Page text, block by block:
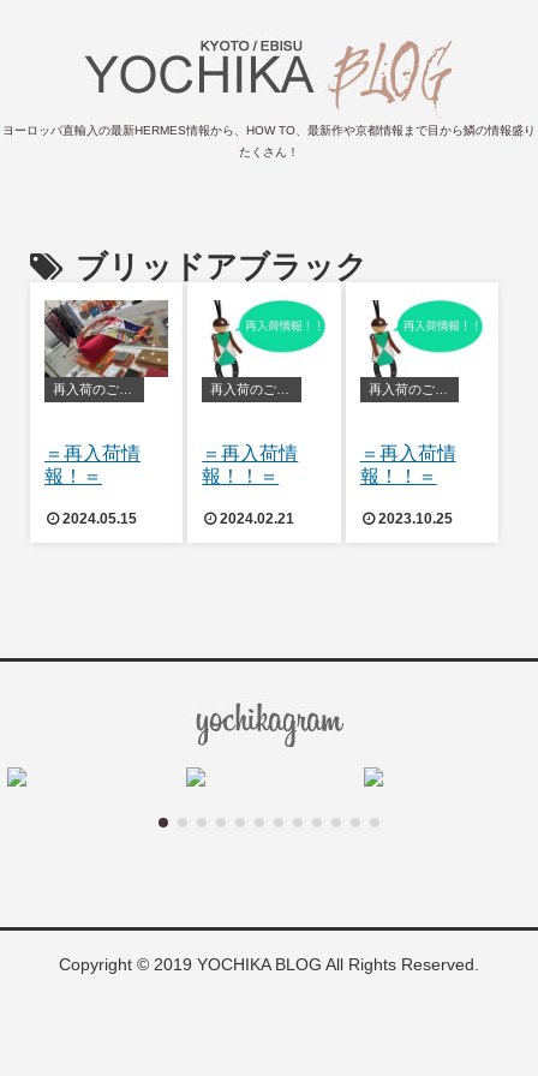
ヨーロッパ直輸入の最新HERMES情報から、HOW TO、最新作や京都情報まで目から鱗の情報盛り
たくさん！
ブリッドアブラック
再入荷のご案内
＝再入荷情
報！＝
2024.05.15
＝再入荷情
報！！＝
2024.02.21
再入荷のご案内
＝再入荷情
報！！＝
2023.10.25
Copyright © 2019 YOCHIKA BLOG All Rights Reserved.